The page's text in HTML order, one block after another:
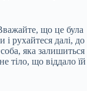
що це була
і рухайтеся далі, до
яка залишиться
тіло, що віддало їй